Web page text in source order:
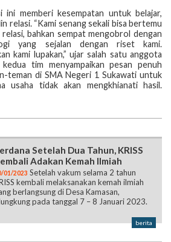
ini memberi kesempatan untuk belajar,
relasi. “Kami senang sekali bisa bertemu
bahkan sempat mengobrol dengan
yang sejalan dengan riset kami.
kami lupakan,” ujar salah satu anggota
tim menyampaikan pesan penuh
teman di SMA Negeri 1 Sukawati untuk
usaha tidak akan mengkhianati hasil.
Setelah Dua Tahun, KRISS
Adakan Kemah Ilmiah
01/2023 Setelah vakum selama 2 tahun
kembali melaksanakan kemah ilmiah
berlangsung di Desa Kamasan,
pada tanggal 7 – 8 Januari 2023.
berita